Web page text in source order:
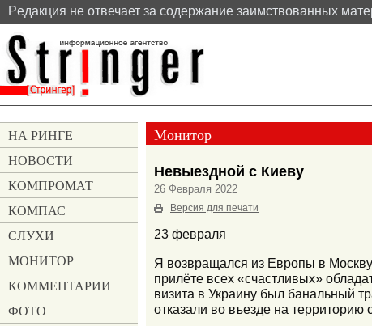
Pедакция не отвечает за содержание заимствованных
Монитор
Невыездной с Киеву
26 Февраля 2022
Версия для печати
23 февраля
Я возвращался из Европы в
прилёте всех «счастливых»
визита в Украину был банальный
отказали во въезде на
НА РИНГЕ
НОВОСТИ
КОМПРОМАТ
КОМПАС
СЛУХИ
МОНИТОР
КОММЕНТАРИИ
ФОТО